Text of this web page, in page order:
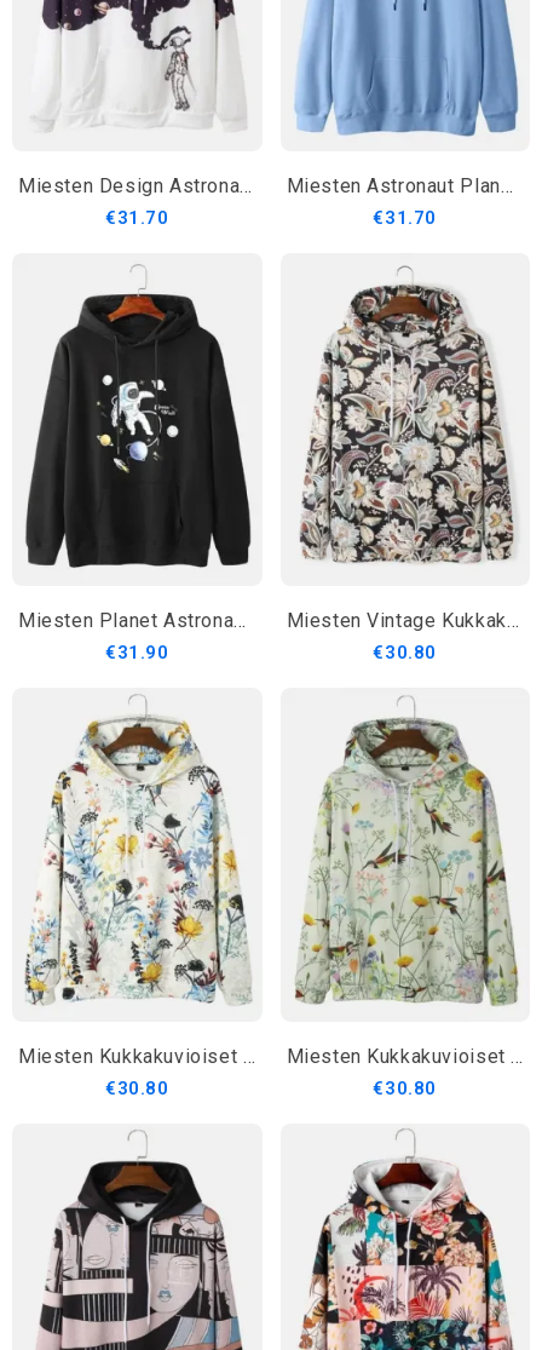
Miesten Design Astronaut Galaxy Print Pitkähihaiset Hupparit Taskulla
€31.70
Miesten Astronaut Planet Print Drop Shoulder Puuvillaiset Kiristysnauhahupparit
€31.70
Miesten Planet Astronaut Print Puuvillahupparit Joissa On Kengurutasku
€31.90
Miesten Vintage Kukkakuvioiset Pitkähihaiset Hupparit Kengurutaskulla
€30.80
Miesten Kukkakuvioiset Kasvikuvioidut Kangaroo Pocket Street Hupparit
€30.80
Miesten Kukkakuvioiset Linnu- Ja Kasvihupparit Joissa On Tasku
€30.80